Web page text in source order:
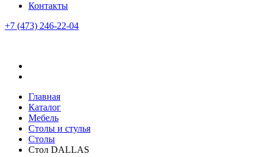
Контакты
+7 (473) 246-22-04
Главная
Каталог
Мебель
Столы и стулья
Столы
Стол DALLAS